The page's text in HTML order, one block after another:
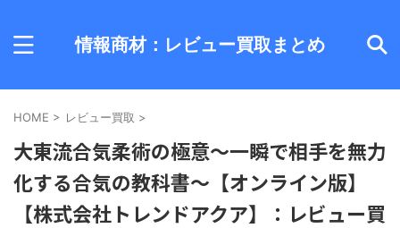
情報商材：レビュー買取まとめ
HOME > レビュー買取 >
大東流合気柔術の極意～一瞬で相手を無力
化する合気の教科書～【オンライン版】
【株式会社トレンドアクア】：レビュー買